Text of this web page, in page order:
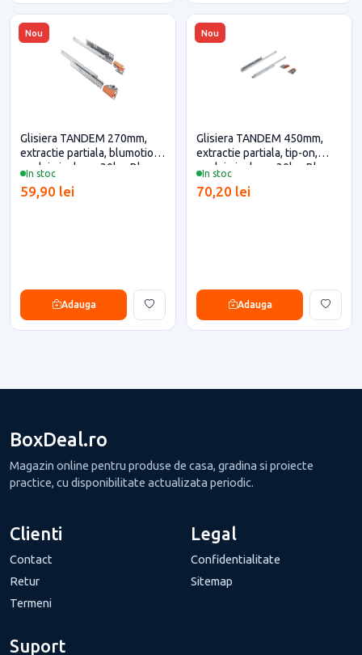
Nou
In stoc
Glisiera TANDEM 270mm,
extractie partiala, blumotion,
cuplaje incluse, 30kg, Blum
eficiente
59,90 lei
Adauga
Nou
In stoc
Glisiera TANDEM 450mm,
extractie partiala, tip-on,
cuplaje incluse, 30kg, Blum
eficiente
70,20 lei
Adauga
BoxDeal.ro
Magazin online pentru produse de casa, gradina si proiecte
practice, cu disponibilitate actualizata periodic.
Clienti
Contact
Retur
Termeni
Legal
Confidentialitate
Sitemap
Suport